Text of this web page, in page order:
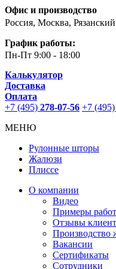
Офис и производство
Россия, Москва,
График работы:
Пн-Пт 9:00 - 18:00
Калькулятор
Доставка
Оплата
+7 (495) 278-07-56 +7 (495)
МЕНЮ
Рулонные шторы
Жалюзи
Плиссе
О компании
Видео
Примеры работ
Отзывы
Производство
Вакансии
Сертификаты
Сотрудники